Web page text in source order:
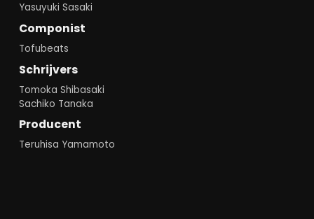
Yasuyuki Sasaki
Componist
Tofubeats
Schrijvers
Tomoka Shibasaki
Sachiko Tanaka
Producent
Teruhisa Yamamoto